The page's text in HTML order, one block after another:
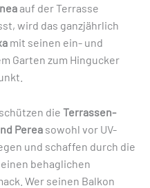
auf der Terrasse
wird das ganzjährlich
mit seinen ein- und
Garten zum Hingucker
die Terrassen-
Perea sowohl vor UV-
und schaffen durch die
behaglichen
Wer seinen Balkon